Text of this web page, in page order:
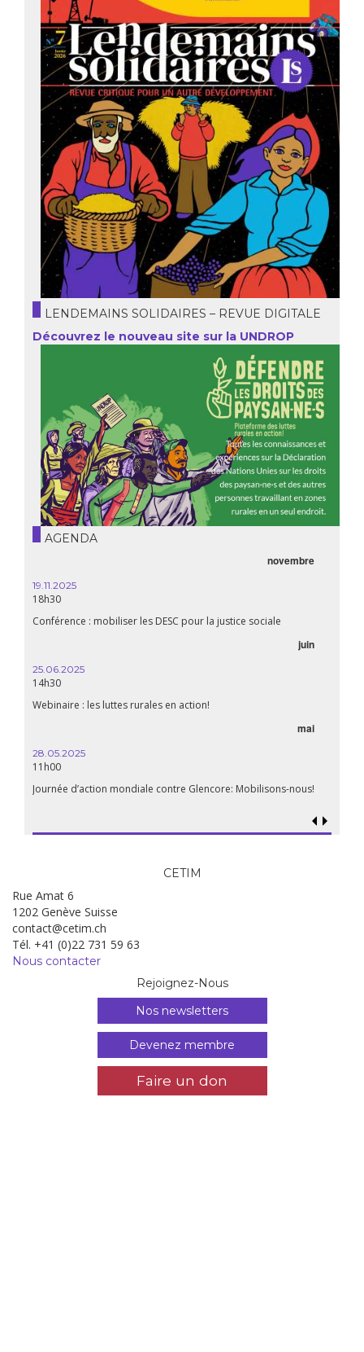
LENDEMAINS SOLIDAIRES – REVUE DIGITALE
Découvrez le nouveau site sur la UNDROP
AGENDA
novembre
19.11.2025
18h30
Conférence : mobiliser les DESC pour la justice sociale
juin
25.06.2025
14h30
Webinaire : les luttes rurales en action!
mai
28.05.2025
11h00
Journée d’action mondiale contre Glencore: Mobilisons-nous!
CETIM
Rue Amat 6
1202 Genève Suisse
contact@cetim.ch
Tél. +41 (0)22 731 59 63
Nous contacter
Rejoignez-Nous
Nos newsletters
Devenez membre
Faire un don